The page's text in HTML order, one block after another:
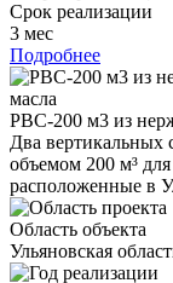
Срок реализации
3 мес
Подробнее
РВС-200 м3 из
Два вертикальных
объемом 200 м³
расположенные в
Область объекта
Ульяновская